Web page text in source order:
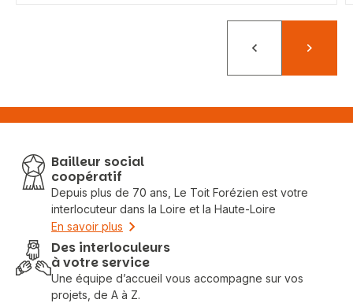
PrécédentSuivant
Bailleur social
coopératif
Depuis plus de 70 ans, Le Toit Forézien est votre
interlocuteur dans la Loire et la Haute-Loire
En savoir plus
Des interloculeurs
à votre service
Une équipe d’accueil vous accompagne sur vos
projets, de A à Z.